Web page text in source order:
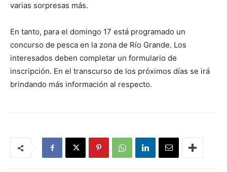
varias sorpresas más.
En tanto, para el domingo 17 está programado un
concurso de pesca en la zona de Río Grande. Los
interesados deben completar un formulario de
inscripción. En el transcurso de los próximos días se irá
brindando más información al respecto.